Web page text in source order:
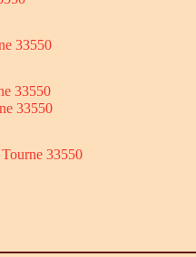
33550
33550
33550
33550